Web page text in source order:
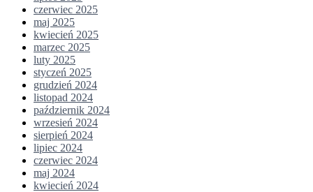
czerwiec 2025
maj 2025
kwiecień 2025
marzec 2025
luty 2025
styczeń 2025
grudzień 2024
listopad 2024
październik 2024
wrzesień 2024
sierpień 2024
lipiec 2024
czerwiec 2024
maj 2024
kwiecień 2024